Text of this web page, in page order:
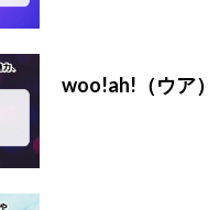
woo!ah!（ウア